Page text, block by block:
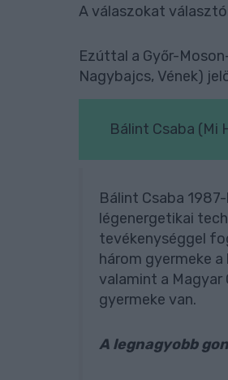
A válaszokat
Ezúttal a Győr-
Nagybajcs, Vének)
Bálint Csaba (Mi
Bálint Csaba
légenergetikai
tevékenységgel
három gyermeke
valamint a
gyermeke van.
A legnagyobb